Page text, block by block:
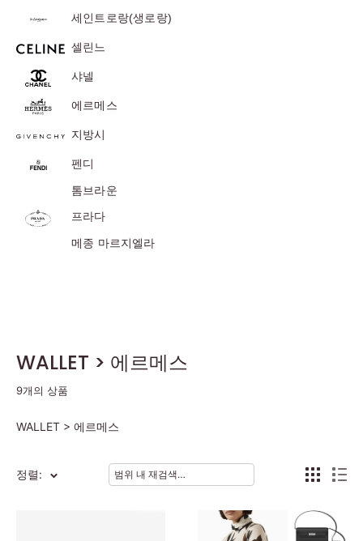
급
급
하
세인트로랑(생로랑)
셀린느
샤넬
에르메스
지방시
펜디
톰브라운
프라다
메종 마르지엘라
WALLET > 에르메스
9개의 상품
WALLET > 에르메스
정렬: